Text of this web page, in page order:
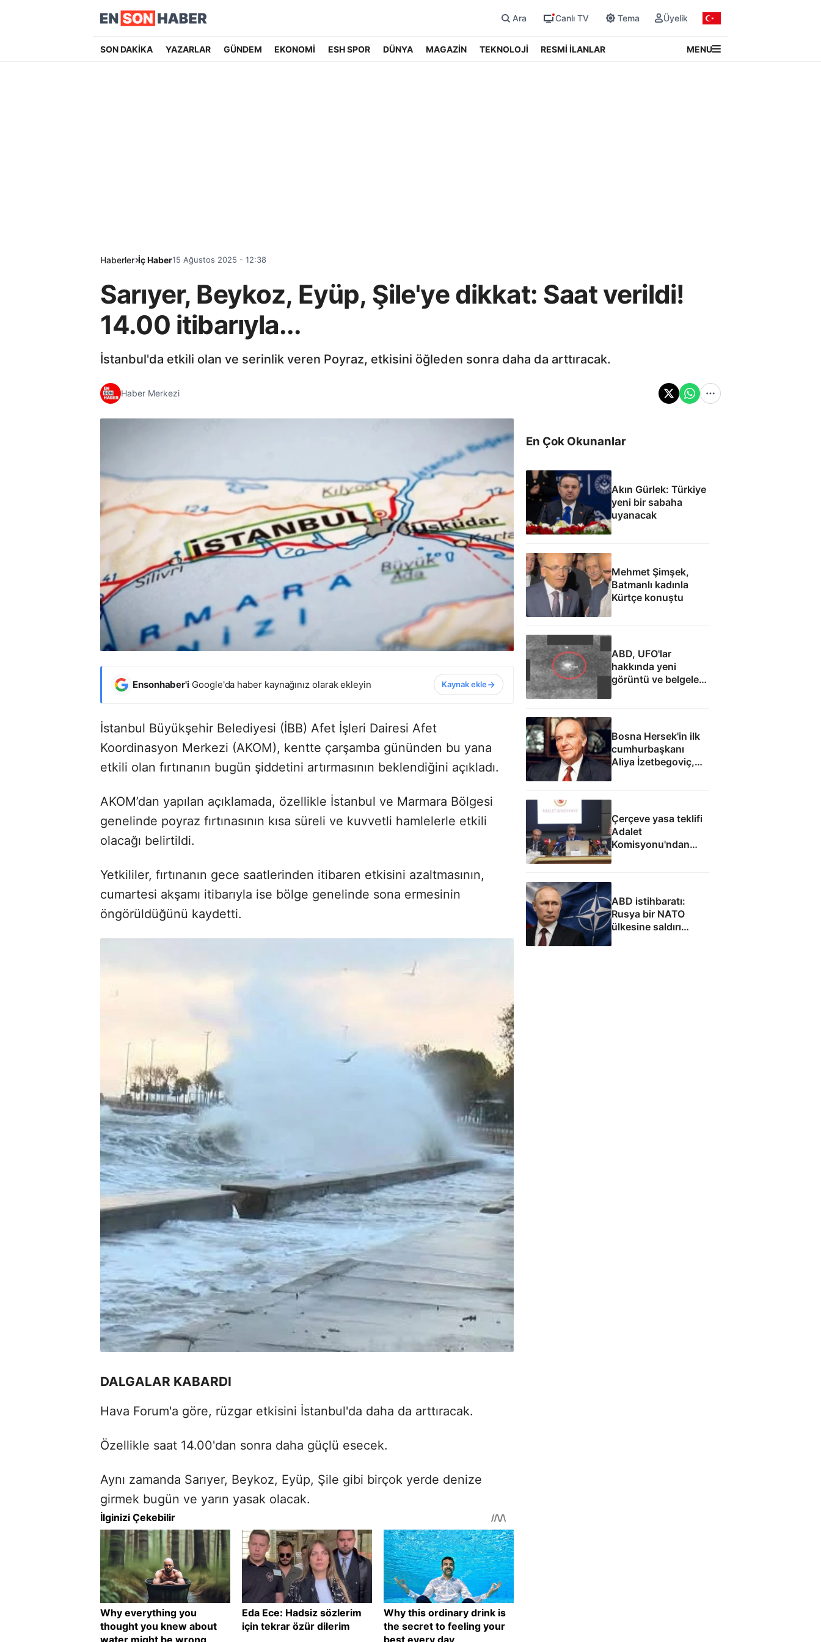
Ara Canlı TV Tema Üyelik
SON DAKİKA YAZARLAR GÜNDEM EKONOMİ ESH SPOR DÜNYA MAGAZİN TEKNOLOJİ RESMİ İLANLAR MENU
Haberler İç Haber15 Ağustos 2025 - 12:38
Sarıyer, Beykoz, Eyüp, Şile'ye dikkat: Saat verildi!
14.00 itibarıyla...
İstanbul'da etkili olan ve serinlik veren Poyraz, etkisini öğleden sonra daha da arttıracak.
Haber Merkezi
Ensonhaber'i Google'da haber kaynağınız olarak ekleyin Kaynak ekle
İstanbul Büyükşehir Belediyesi (İBB) Afet İşleri Dairesi Afet
Koordinasyon Merkezi (AKOM), kentte çarşamba gününden bu yana
etkili olan fırtınanın bugün şiddetini artırmasının beklendiğini açıkladı.
AKOM’dan yapılan açıklamada, özellikle İstanbul ve Marmara Bölgesi
genelinde poyraz fırtınasının kısa süreli ve kuvvetli hamlelerle etkili
olacağı belirtildi.
Yetkililer, fırtınanın gece saatlerinden itibaren etkisini azaltmasının,
cumartesi akşamı itibarıyla ise bölge genelinde sona ermesinin
öngörüldüğünü kaydetti.
DALGALAR KABARDI
Hava Forum'a göre, rüzgar etkisini İstanbul'da daha da arttıracak.
Özellikle saat 14.00'dan sonra daha güçlü esecek.
Aynı zamanda Sarıyer, Beykoz, Eyüp, Şile gibi birçok yerde denize
girmek bugün ve yarın yasak olacak.
En Çok Okunanlar
Akın Gürlek: Türkiye
yeni bir sabaha
uyanacak
Mehmet Şimşek,
Batmanlı kadınla
Kürtçe konuştu
ABD, UFO'lar
hakkında yeni
görüntü ve belgeler
Bosna Hersek'in ilk
cumhurbaşkanı
Aliya İzetbegoviç,
Çerçeve yasa teklifi
Adalet
Komisyonu'ndan
geçti
ABD istihbaratı:
Rusya bir NATO
ülkesine saldırı
düzenleyebilir